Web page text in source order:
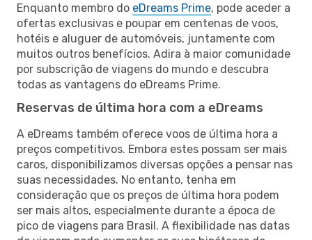
Enquanto membro do eDreams Prime, pode aceder a
ofertas exclusivas e poupar em centenas de voos,
hotéis e aluguer de automóveis, juntamente com
muitos outros benefícios. Adira à maior comunidade
por subscrição de viagens do mundo e descubra
todas as vantagens do eDreams Prime.
Reservas de última hora com a eDreams
A eDreams também oferece voos de última hora a
preços competitivos. Embora estes possam ser mais
caros, disponibilizamos diversas opções a pensar nas
suas necessidades. No entanto, tenha em
consideração que os preços de última hora podem
ser mais altos, especialmente durante a época de
pico de viagens para Brasil. A flexibilidade nas datas